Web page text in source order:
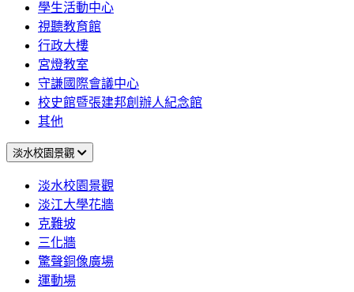
學生活動中心
視聽教育館
行政大樓
宮燈教室
守謙國際會議中心
校史館暨張建邦創辦人紀念館
其他
淡水校園景觀
淡水校園景觀
淡江大學花牆
克難坡
三化牆
驚聲銅像廣場
運動場